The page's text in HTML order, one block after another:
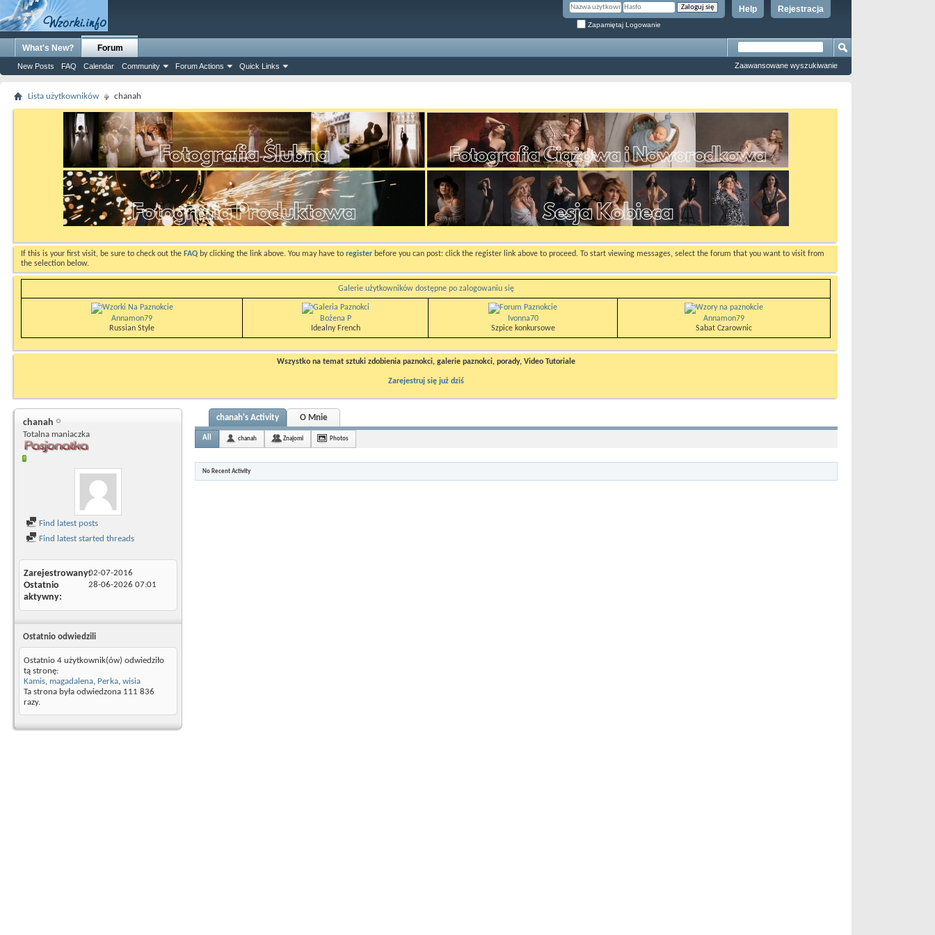
Rejestracja
Help
Zapamiętaj Logowanie
What's New? Forum
New Posts FAQ Calendar Community Forum Actions Quick Links Zaawansowane wyszukiwanie
Lista użytkowników chanah
If this is your first visit, be sure to check out the FAQ by clicking the link above. You may have to register before you can post: click the register link above to proceed. To start viewing messages, select the forum that you want to visit from
the selection below.
Galerie użytkowników dostępne po zalogowaniu się
Annamon79
Russian Style
Bożena P
Idealny French
Ivonna70
Szpice konkursowe
Annamon79
Sabat Czarownic
Wszystko na temat sztuki zdobienia paznokci, galerie paznokci, porady, Video Tutoriale
Zarejestruj się już dziś
chanah
Totalna maniaczka
Find latest posts
Find latest started threads
Zarejestrowany02-07-2016
Ostatnio
aktywny
28-06-2026 07:01
Ostatnio odwiedzili
Ostatnio 4 użytkownik(ów) odwiedziło
tą stronę:
Kamis, magadalena, Perka, wisia
Ta strona była odwiedzona 111 836
razy.
chanah's Activity O Mnie
All chanah Znajomi Photos
No Recent Activity